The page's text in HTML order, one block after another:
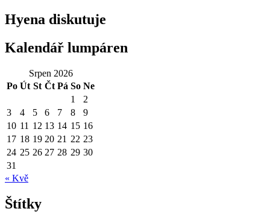
Hyena diskutuje
Kalendář lumpáren
Srpen 2026
Po Út St Čt Pá So Ne
1
2
3
4 5 6 7 8
9
10 11 12 13 14 15 16
17 18 19 20 21 22 23
24 25 26 27 28 29 30
31
« Kvě
Štítky